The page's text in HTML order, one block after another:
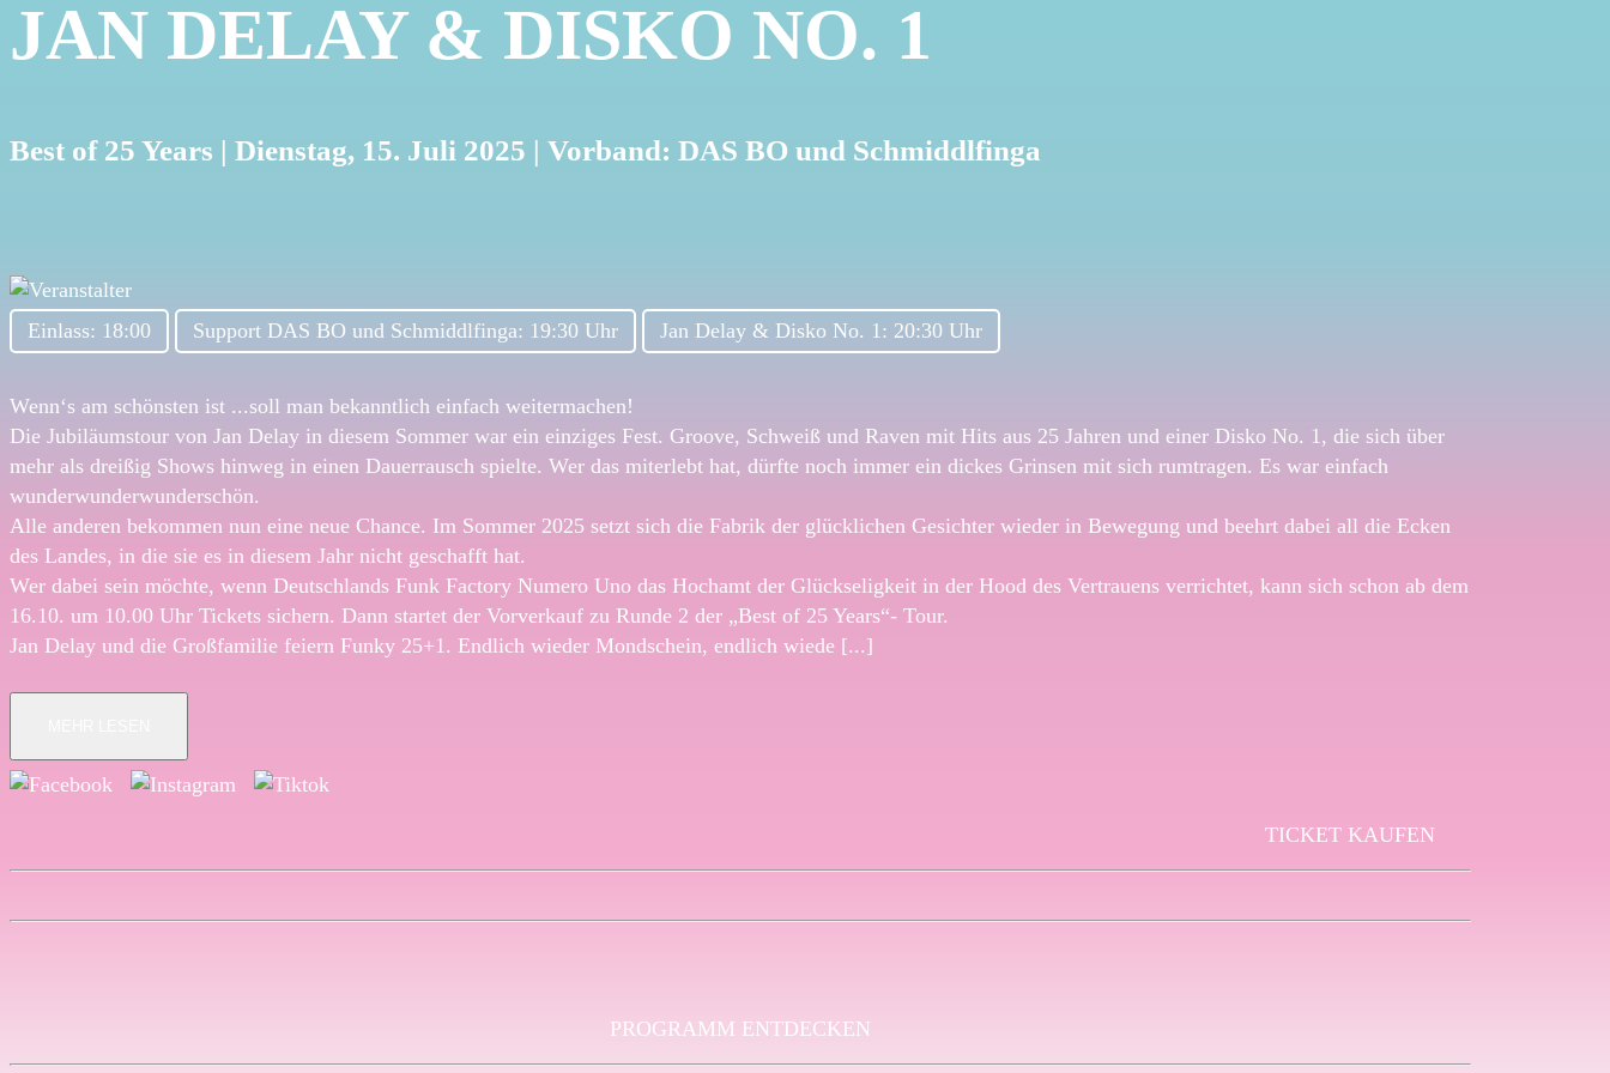
JAN DELAY & DISKO NO. 1
Best of 25 Years | Dienstag, 15. Juli 2025 | Vorband: DAS BO und Schmiddlfinga
Einlass: 18:00 Support DAS BO und Schmiddlfinga: 19:30 Uhr Jan Delay & Disko No. 1: 20:30 Uhr
Wenn‘s am schönsten ist ...soll man bekanntlich einfach weitermachen!
Die Jubiläumstour von Jan Delay in diesem Sommer war ein einziges Fest. Groove, Schweiß und Raven mit Hits aus 25 Jahren und einer Disko No. 1, die sich über
mehr als dreißig Shows hinweg in einen Dauerrausch spielte. Wer das miterlebt hat, dürfte noch immer ein dickes Grinsen mit sich rumtragen. Es war einfach
wunderwunderwunderschön.
Alle anderen bekommen nun eine neue Chance. Im Sommer 2025 setzt sich die Fabrik der glücklichen Gesichter wieder in Bewegung und beehrt dabei all die Ecken
des Landes, in die sie es in diesem Jahr nicht geschafft hat.
Wer dabei sein möchte, wenn Deutschlands Funk Factory Numero Uno das Hochamt der Glückseligkeit in der Hood des Vertrauens verrichtet, kann sich schon ab dem
16.10. um 10.00 Uhr Tickets sichern. Dann startet der Vorverkauf zu Runde 2 der „Best of 25 Years“- Tour.
Jan Delay und die Großfamilie feiern Funky 25+1. Endlich wieder Mondschein, endlich wiede [...]
TICKET KAUFEN
PROGRAMM ENTDECKEN